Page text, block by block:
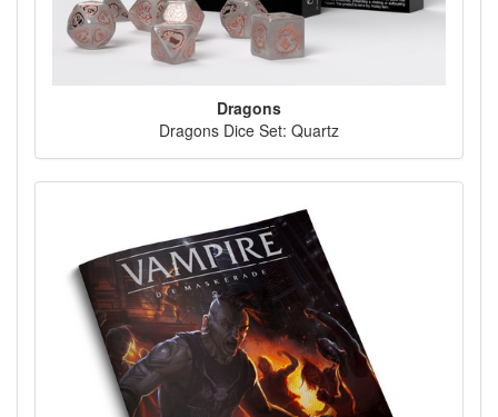
Dragons
Dragons Dice Set: Quartz